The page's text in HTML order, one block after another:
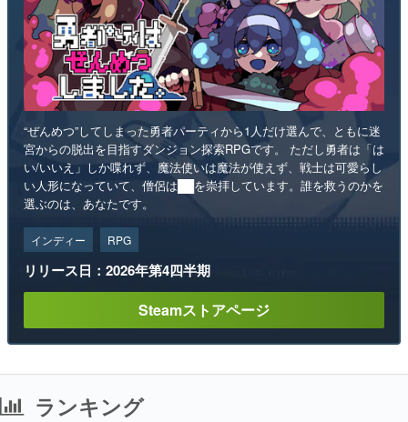
“ぜんめつ”してしまった勇者パーティから1人だけ選んで、ともに迷
宮からの脱出を目指すダンジョン探索RPGです。 ただし勇者は「は
い/いいえ」しか喋れず、魔法使いは魔法が使えず、戦士は可愛らし
い人形になっていて、僧侶は██を崇拝しています。誰を救うのかを
選ぶのは、あなたです。
インディー RPG
リリース日：2026年第4四半期
Steamストアページ
ランキング